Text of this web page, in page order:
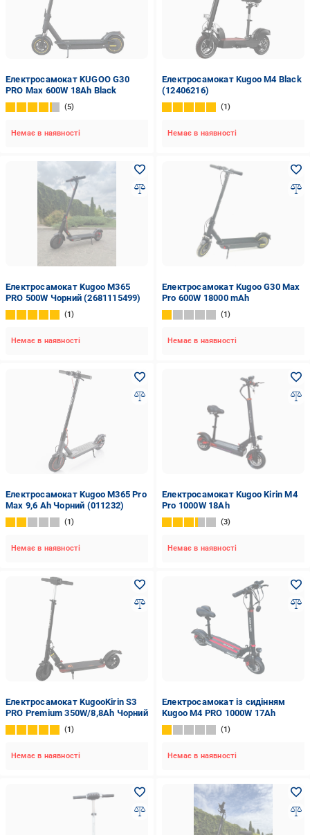
Електросамокат KUGOO G30
PRO Max 600W 18Ah Black
5
Немає в наявності
Електросамокат Kugoo M4 Black
(12406216)
1
Немає в наявності
Електросамокат Kugoo M365
PRO 500W Чорний (2681115499)
1
Немає в наявності
Електросамокат Kugoo G30 Max
Pro 600W 18000 mAh
1
Немає в наявності
Електросамокат Kugoo M365 Pro
Max 9,6 Ah Чорний (011232)
1
Немає в наявності
Електросамокат Kugoo Kirin M4
Pro 1000W 18Ah
3
Немає в наявності
Електросамокат KugooKirin S3
PRO Premium 350W/8,8Ah Чорний
1
Немає в наявності
Електросамокат із сидінням
Kugoo M4 PRO 1000W 17Ah
1
Немає в наявності